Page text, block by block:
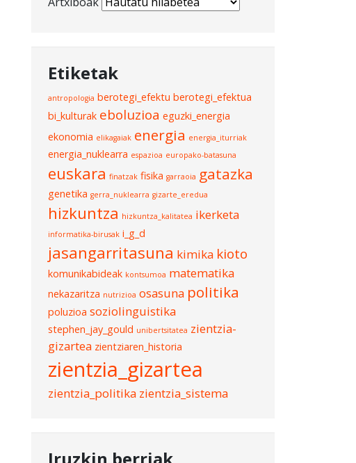
Etiketak
antropologia berotegi_efektu berotegi_efektua
bi_kulturak eboluzioa eguzki_energia
ekonomia elikagaiak energia energia_iturriak
energia_nuklearra espazioa europako-batasuna
euskara finatzak fisika garraoia gatazka
genetika gerra_nuklearra gizarte_eredua
hizkuntza hizkuntza_kalitatea ikerketa
informatika-birusak i_g_d
jasangarritasuna kimika kioto
komunikabideak kontsumoa matematika
nekazaritza nutrizioa osasuna politika
poluzioa soziolinguistika
stephen_jay_gould unibertsitatea zientzia-
gizartea zientziaren_historia
zientzia_gizartea
zientzia_politika zientzia_sistema